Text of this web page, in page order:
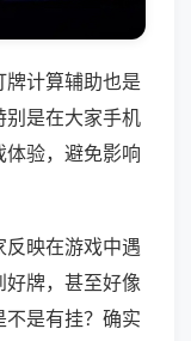
牌计算辅助也是
别是在大家手机
验，避免影响
映在游戏中遇
牌，甚至好像
是有挂？确实